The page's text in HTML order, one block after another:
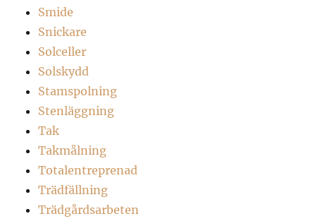
Smide
Snickare
Solceller
Solskydd
Stamspolning
Stenläggning
Tak
Takmålning
Totalentreprenad
Trädfällning
Trädgårdsarbeten